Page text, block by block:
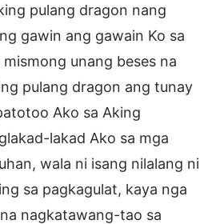
pulang dragon nang
gawin ang gawain Ko sa
unang beses na
pulang dragon ang tunay
Ako sa Aking
lakad Ako sa mga
wala ni isang nilalang ni
sa pagkagulat, kaya nga
nagkatawang-tao sa